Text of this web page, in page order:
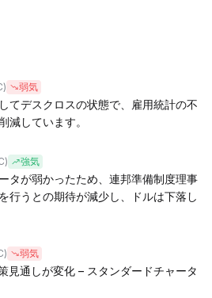
弱気
てデスクロスの状態で、雇用統計の不
減しています。
強気
タが弱かったため、連邦準備制度理事
行うとの期待が減少し、ドルは下落し
弱気
見通しが変化 – スタンダードチャータ